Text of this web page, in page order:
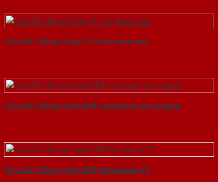
Cửa Gỗ Chống Cháy P1 cho khach san
Cửa Gỗ Chống Cháy MDF Laminate van ngang
Cửa Gỗ Chống Cháy MDF Melamine P1